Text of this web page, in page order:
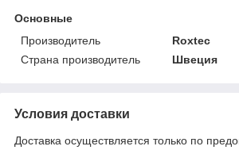
Основные
Производитель
Roxtec
Страна производитель
Швеция
Условия доставки
Доставка осуществляется только по